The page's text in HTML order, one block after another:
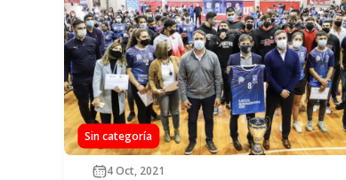
Sin categoría
4 Oct, 2021